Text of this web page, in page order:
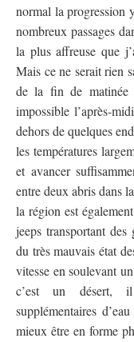
normal la progression
nombreux passages
la plus affreuse que
Mais ce ne serait rien
de la fin de matinée
impossible l’après-
dehors de quelques
les températures
et avancer
entre deux abris dans
la région est
jeeps transportant
du très mauvais état
vitesse en soulevant
c’est un désert, il
supplémentaires
mieux être en forme